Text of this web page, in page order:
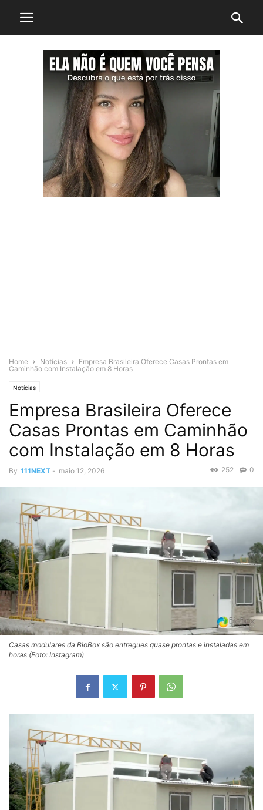
Home Notícias
Empresa Brasileira Oferece Casas Prontas em
Caminhão com Instalação em 8 Horas
Notícias
Empresa Brasileira Oferece
Casas Prontas em Caminhão
com Instalação em 8 Horas
By 111NEXT - maio 12, 2026 0
252
Casas modulares da BioBox são entregues quase prontas e instaladas em
horas (Foto: Instagram)